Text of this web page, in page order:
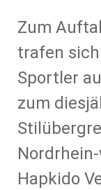
Zum
trafen
Sportler
zum
Hapkido